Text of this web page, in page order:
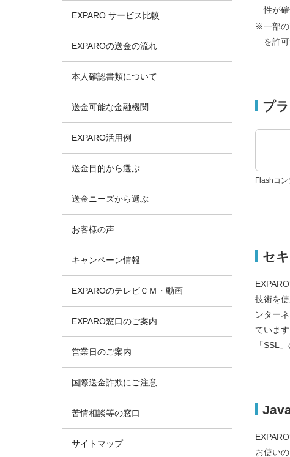
性が
※一部の
を許
プ
Flashコ
セ
技術を
ンター
ています
「SSL
お使い
EXPARO サービス比較
EXPAROの送金の流れ
本人確認書類について
送金可能な金融機関
EXPARO活用例
送金目的から選ぶ
送金ニーズから選ぶ
お客様の声
キャンペーン情報
EXPAROのテレビＣＭ・動画
EXPARO窓口のご案内
営業日のご案内
国際送金詐欺にご注意
苦情相談等の窓口
サイトマップ